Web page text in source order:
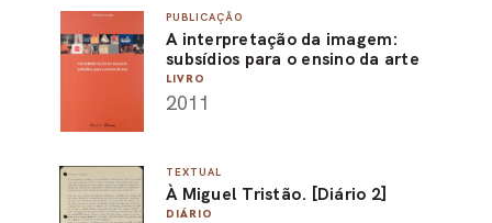
PUBLICAÇÃO
A interpretação da imagem:
subsídios para o ensino da arte
LIVRO
2011
TEXTUAL
À Miguel Tristão. [Diário 2]
DIÁRIO